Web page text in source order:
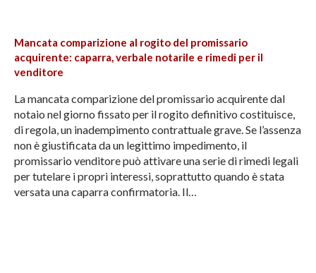
Mancata comparizione al rogito del promissario
acquirente: caparra, verbale notarile e rimedi per il
venditore
La mancata comparizione del promissario acquirente dal
notaio nel giorno fissato per il rogito definitivo costituisce,
di regola, un inadempimento contrattuale grave. Se l’assenza
non è giustificata da un legittimo impedimento, il
promissario venditore può attivare una serie di rimedi legali
per tutelare i propri interessi, soprattutto quando è stata
versata una caparra confirmatoria. Il…